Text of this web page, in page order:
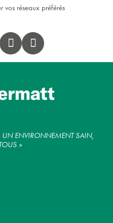
vos réseaux préférés
ENVIRONNEMENT SAIN,
»